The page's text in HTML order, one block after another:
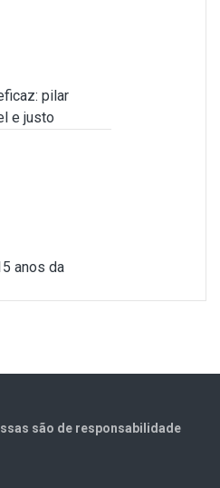
pilar
e justo
anos da
são de responsabilidade